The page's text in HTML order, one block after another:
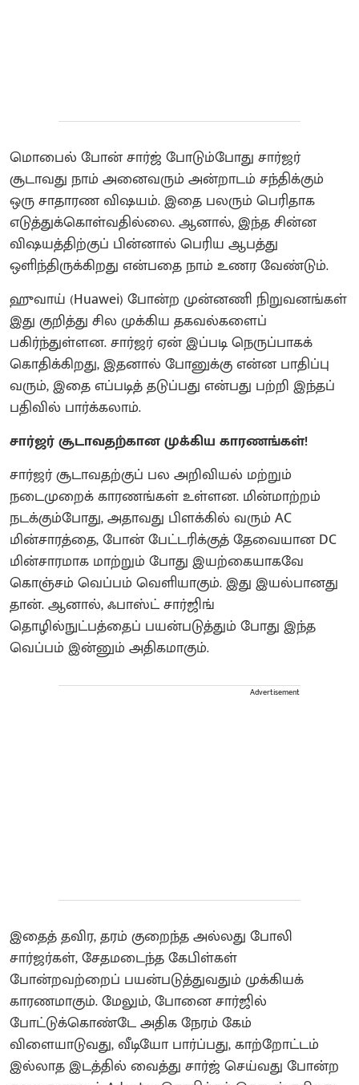
மொபைல் போன் சார்ஜ் போடும்போது சார்ஜர்
சூடாவது நாம் அனைவரும் அன்றாடம் சந்திக்கும்
ஒரு சாதாரண விஷயம். இதை பலரும் பெரிதாக
எடுத்துக்கொள்வதில்லை. ஆனால், இந்த சின்ன
விஷயத்திற்குப் பின்னால் பெரிய ஆபத்து
ஒளிந்திருக்கிறது என்பதை நாம் உணர வேண்டும்.
ஹுவாய் (Huawei) போன்ற முன்னணி நிறுவனங்கள்
இது குறித்து சில முக்கிய தகவல்களைப்
பகிர்ந்துள்ளன. சார்ஜர் ஏன் இப்படி நெருப்பாகக்
கொதிக்கிறது, இதனால் போனுக்கு என்ன பாதிப்பு
வரும், இதை எப்படித் தடுப்பது என்பது பற்றி இந்தப்
பதிவில் பார்க்கலாம்.
சார்ஜர் சூடாவதற்கான முக்கிய காரணங்கள்!
சார்ஜர் சூடாவதற்குப் பல அறிவியல் மற்றும்
நடைமுறைக் காரணங்கள் உள்ளன. மின்மாற்றம்
நடக்கும்போது, அதாவது பிளக்கில் வரும் AC
மின்சாரத்தை, போன் பேட்டரிக்குத் தேவையான DC
மின்சாரமாக மாற்றும் போது இயற்கையாகவே
கொஞ்சம் வெப்பம் வெளியாகும். இது இயல்பானது
தான். ஆனால், ஃபாஸ்ட் சார்ஜிங்
தொழில்நுட்பத்தைப் பயன்படுத்தும் போது இந்த
வெப்பம் இன்னும் அதிகமாகும்.
Advertisement
இதைத் தவிர, தரம் குறைந்த அல்லது போலி
சார்ஜர்கள், சேதமடைந்த கேபிள்கள்
போன்றவற்றைப் பயன்படுத்துவதும் முக்கியக்
காரணமாகும். மேலும், போனை சார்ஜில்
போட்டுக்கொண்டே அதிக நேரம் கேம்
விளையாடுவது, வீடியோ பார்ப்பது, காற்றோட்டம்
இல்லாத இடத்தில் வைத்து சார்ஜ் செய்வது போன்ற